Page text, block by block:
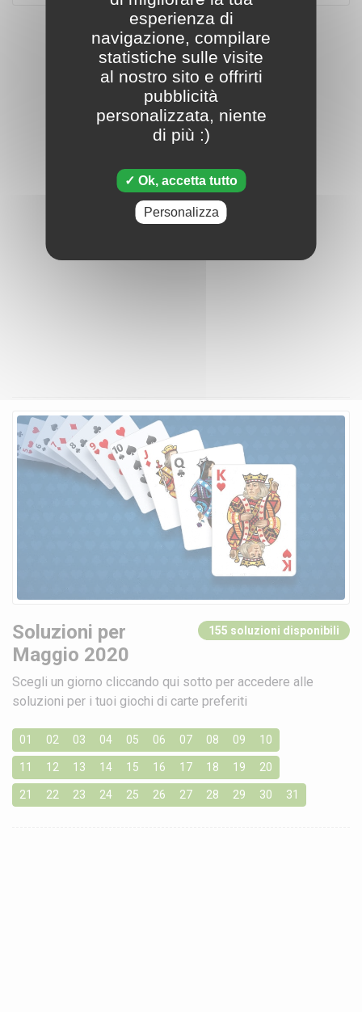
Soluzioni per
Maggio 2020
155 soluzioni disponibili
Scegli un giorno cliccando qui sotto per accedere alle
soluzioni per i tuoi giochi di carte preferiti
01 02 03 04 05 06 07 08 09 10
11 12 13 14 15 16 17 18 19 20
21 22 23 24 25 26 27 28 29 30 31
esperienza di
navigazione, compilare
statistiche sulle visite
al nostro sito e offrirti
pubblicità
personalizzata, niente
di più :)
Ok, accetta tutto
Personalizza